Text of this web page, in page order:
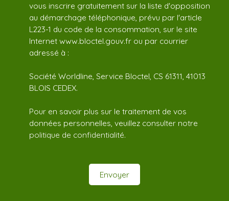
vous inscrire gratuitement sur la liste d'opposition
au démarchage téléphonique, prévu par l'article
L223-1 du code de la consommation, sur le site
Internet www.bloctel.gouv.fr ou par courrier
adressé à :
Société Worldline, Service Bloctel, CS 61311, 41013
BLOIS CEDEX.
Pour en savoir plus sur le traitement de vos
données personnelles, veuillez consulter notre
politique de confidentialité.
Envoyer